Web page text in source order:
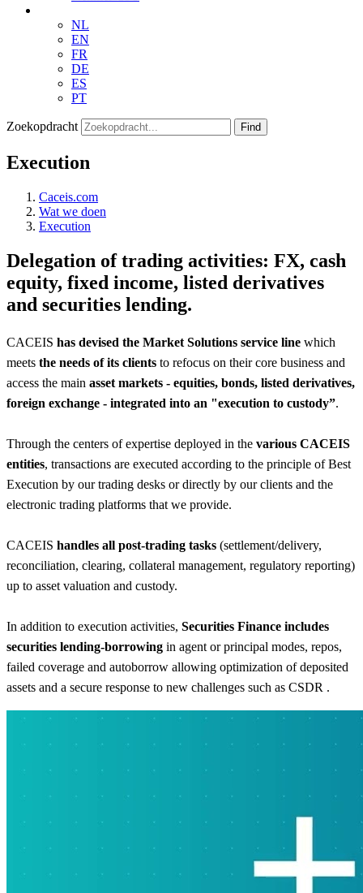
NL
EN
FR
DE
ES
PT
Zoekopdracht Find
Execution
Caceis.com
Wat we doen
Execution
Delegation of trading activities: FX, cash
equity, fixed income, listed derivatives
and securities lending.
CACEIS has devised the Market Solutions service line which
meets the needs of its clients to refocus on their core business and
access the main asset markets - equities, bonds, listed derivatives,
foreign exchange - integrated into an "execution to custody”.
Through the centers of expertise deployed in the various CACEIS
entities, transactions are executed according to the principle of Best
Execution by our trading desks or directly by our clients and the
electronic trading platforms that we provide.
CACEIS handles all post-trading tasks (settlement/delivery,
reconciliation, clearing, collateral management, regulatory reporting)
up to asset valuation and custody.
In addition to execution activities, Securities Finance includes
securities lending-borrowing in agent or principal modes, repos,
failed coverage and autoborrow allowing optimization of deposited
assets and a secure response to new challenges such as CSDR .